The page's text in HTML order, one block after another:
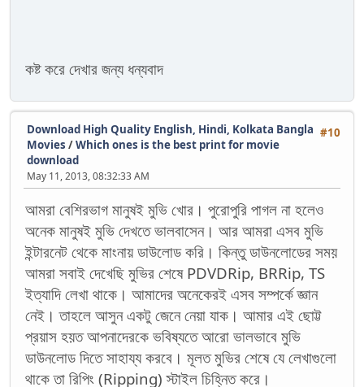
কষ্ট করে দেখার জন্য ধন্যবাদ
#10
Download High Quality English, Hindi, Kolkata Bangla
Movies /Which ones is the best print for movie
download
May 11, 2013, 08:32:33 AM
আমরা বেশিরভাগ মানুষই মুভি খোর। পুরোপুরি পাগল না হলেও
অনেক মানুষই মুভি দেখতে ভালবাসেন। আর আমরা এসব মুভি
ইন্টারনেট থেকে মাংনায় ডাউলোড করি। কিন্তু ডাউনলোডের সময়
আমরা সবাই দেখেছি মুভির শেষে PDVDRip, BRRip, TS
ইত্যাদি লেখা থাকে। আমাদের অনেকেরই এসব সম্পর্কে জ্ঞান
নেই। তাহলে আসুন একটু জেনে নেয়া যাক। আমার এই ছোট্ট
প্রয়াস হয়ত আপনাদেরকে ভবিষ্যতে আরো ভালভাবে মুভি
ডাউনলোড দিতে সাহায্য করবে। মূলত মুভির শেষে যে লেখাগুলো
থাকে তা রিপিং (Ripping) স্টাইল চিহ্নিত করে।